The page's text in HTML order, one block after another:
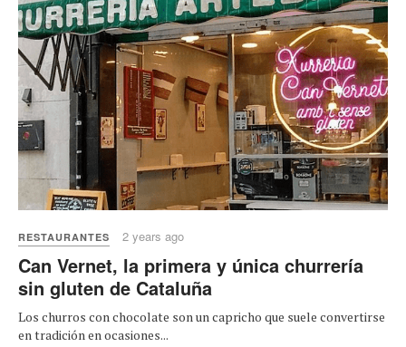
RESTAURANTES 2 years ago
Can Vernet, la primera y única churrería
sin gluten de Cataluña
Los churros con chocolate son un capricho que suele convertirse
en tradición en ocasiones...